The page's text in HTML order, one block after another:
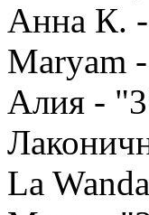
Анна К.
Maryam
Алия -
La